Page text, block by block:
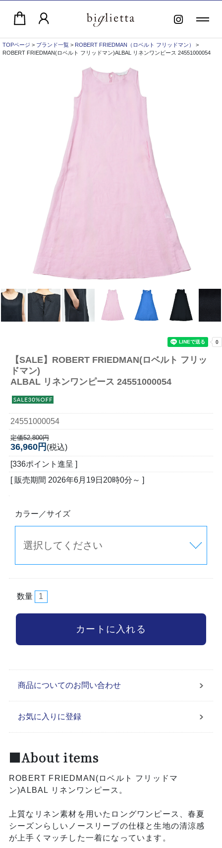
TOPページ > ブランド一覧 > ROBERT FRIEDMAN（ロベルト フリッドマン）
>
ROBERT FRIEDMAN(ロベルト フリッドマン)ALBAL リネンワンピース 24551000054
【SALE】 ROBERT FRIEDMAN(ロベルト フリッ
ドマン)
ALBAL リネンワンピース 24551000054
24551000054
定価52,800円
36,960円 (税込)
[336ポイント進呈 ]
[ 販売期間 2026年6月19日20時0分 ～ ]
カラー／サイズ
数量
商品についてのお問い合わせ
お気に入りに登録
■About items
ROBERT FRIEDMAN(ロベルト フリッドマ
ン)ALBAL リネンワンピース。
上質なリネン素材を用いたロングワンピース、春夏
シーズンらしいノースリーブの仕様と生地の清涼感
が上手くマッチした一着になっています。